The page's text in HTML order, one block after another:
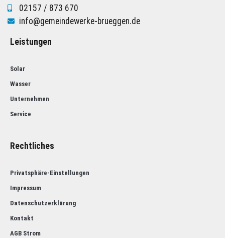
02157 / 873 670
info@gemeindewerke-brueggen.de
Leistungen
Solar
Wasser
Unternehmen
Service
Rechtliches
Privatsphäre-Einstellungen
Impressum
Datenschutzerklärung
Kontakt
AGB Strom